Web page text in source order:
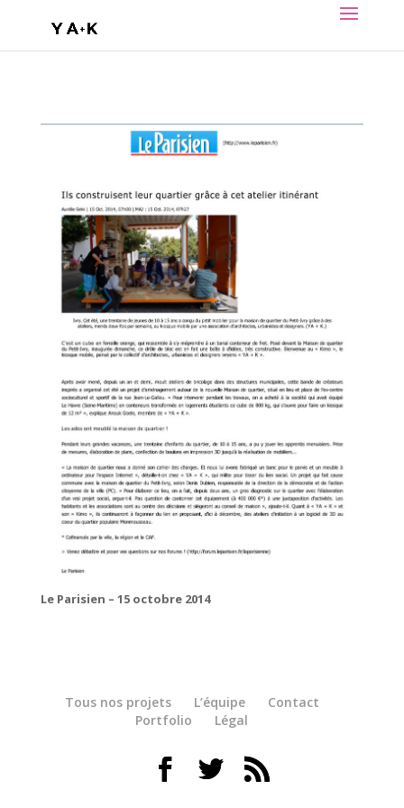
Le Parisien – 15 octobre 2014
Tous nos projets L’équipe
Contact
Portfolio
Légal